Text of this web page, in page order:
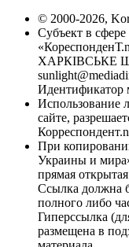
© 2000-2026,
Субъект в
ХАРКІВСЬКЕ
Идентификатор
Использование
сайте,
При
Украины и
прямая
Ссылка должна
полного либо
Гиперссылка
размещена в